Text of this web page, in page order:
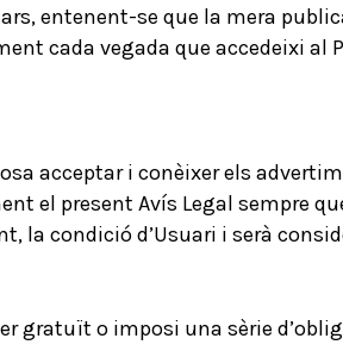
entenent-se que la mera
cada vegada que accedeixi al
acceptar i conèixer els
el present Avís Legal sempre
la condició d’Usuari i serà
gratuït o imposi una sèrie